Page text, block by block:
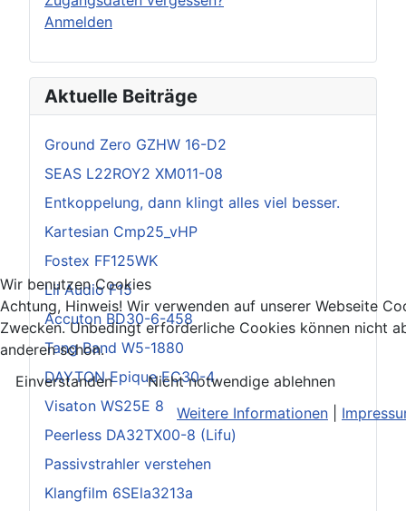
Anmelden
Aktuelle Beiträge
Ground Zero GZHW 16-D2
SEAS L22ROY2 XM011-08
Entkoppelung, dann klingt alles viel besser.
Kartesian Cmp25_vHP
Fostex FF125WK
Lii Audio F15
Accuton BD30-6-458
Tang Band W5-1880
DAYTON Epique EC30-4
Visaton WS25E 8
Peerless DA32TX00-8 (Lifu)
Passivstrahler verstehen
Klangfilm 6SEla3213a
Wir benutzen Cookies
Achtung, Hinweis! Wir verwenden auf unserer Webseite
Zwecken. Unbedingt erforderliche Cookies können nicht
anderen schon.
Einverstanden
Nicht notwendige ablehnen
Weitere Informationen